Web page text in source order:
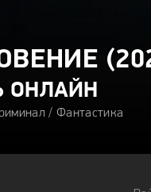
ОНЛАЙН
/ Фантастика
0